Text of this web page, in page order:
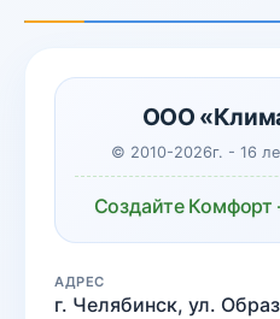
ООО
© 2010-2026г. - 16
Создайте
АДРЕС
г. Челябинск, ул.